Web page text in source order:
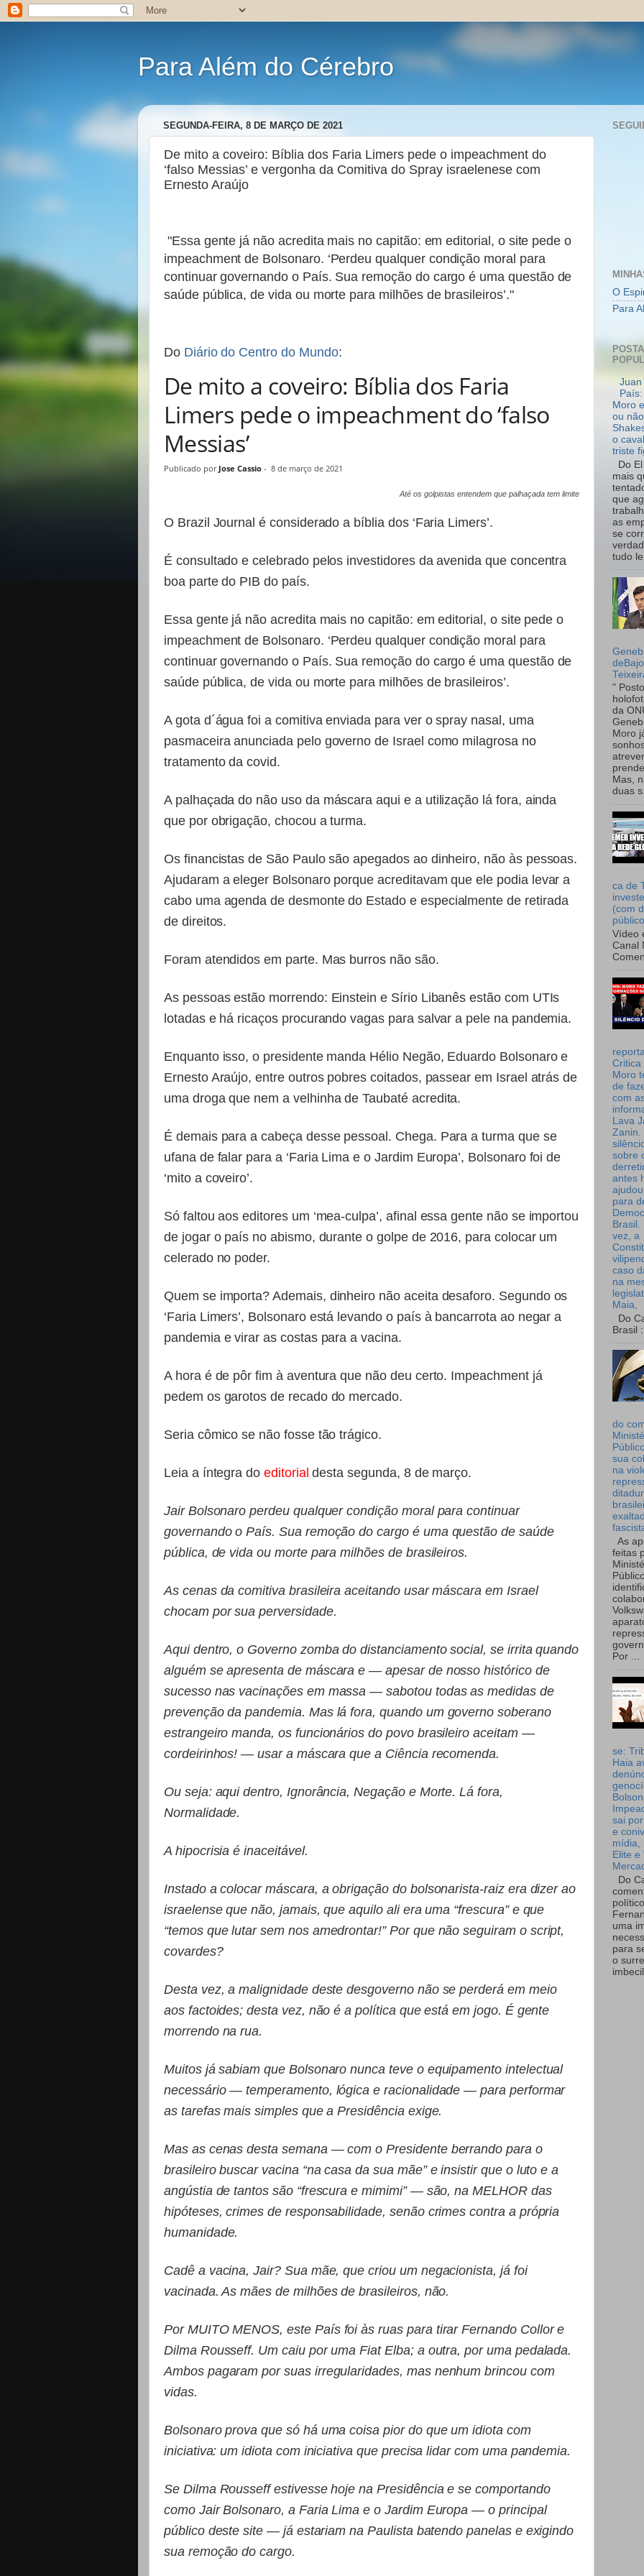
Para Além do Cérebro
SEGUNDA-FEIRA, 8 DE MARÇO DE 2021
De mito a coveiro: Bíblia dos Faria Limers pede o impeachment do
‘falso Messias’ e vergonha da Comitiva do Spray israelenese com
Ernesto Araújo
"Essa gente já não acredita mais no capitão: em editorial, o site pede o
impeachment de Bolsonaro. ‘Perdeu qualquer condição moral para
continuar governando o País. Sua remoção do cargo é uma questão de
saúde pública, de vida ou morte para milhões de brasileiros’."
Do Diário do Centro do Mundo:
De mito a coveiro: Bíblia dos Faria
Limers pede o impeachment do ‘falso
Messias’
Publicado por Jose Cassio - 8 de março de 2021
Até os golpistas entendem que palhaçada tem limite
O Brazil Journal é considerado a bíblia dos ‘Faria Limers’.
É consultado e celebrado pelos investidores da avenida que concentra
boa parte do PIB do país.
Essa gente já não acredita mais no capitão: em editorial, o site pede o
impeachment de Bolsonaro. ‘Perdeu qualquer condição moral para
continuar governando o País. Sua remoção do cargo é uma questão de
saúde pública, de vida ou morte para milhões de brasileiros’.
A gota d´água foi a comitiva enviada para ver o spray nasal, uma
pasmaceira anunciada pelo governo de Israel como milagrosa no
tratamento da covid.
A palhaçada do não uso da máscara aqui e a utilização lá fora, ainda
que por obrigação, chocou a turma.
Os financistas de São Paulo são apegados ao dinheiro, não às pessoas.
Ajudaram a eleger Bolsonaro porque acreditavam que ele podia levar a
cabo uma agenda de desmonte do Estado e especialmente de retirada
de direitos.
Foram atendidos em parte. Mas burros não são.
As pessoas estão morrendo: Einstein e Sírio Libanês estão com UTIs
lotadas e há ricaços procurando vagas para salvar a pele na pandemia.
Enquanto isso, o presidente manda Hélio Negão, Eduardo Bolsonaro e
Ernesto Araújo, entre outros pobres coitados, passear em Israel atrás de
uma droga que nem a velhinha de Taubaté acredita.
É demais para a cabeça desse pessoal. Chega. Para a turma que se
ufana de falar para a ‘Faria Lima e o Jardim Europa’, Bolsonaro foi de
‘mito a coveiro’.
Só faltou aos editores um ‘mea-culpa’, afinal essa gente não se importou
de jogar o país no abismo, durante o golpe de 2016, para colocar um
celerado no poder.
Quem se importa? Ademais, dinheiro não aceita desaforo. Segundo os
‘Faria Limers’, Bolsonaro está levando o país à bancarrota ao negar a
pandemia e virar as costas para a vacina.
A hora é de pôr fim à aventura que não deu certo. Impeachment já
pedem os garotos de recado do mercado.
Seria cômico se não fosse tão trágico.
Leia a íntegra doeditorial desta segunda, 8 de março.
Jair Bolsonaro perdeu qualquer condição moral para continuar
governando o País. Sua remoção do cargo é uma questão de saúde
pública, de vida ou morte para milhões de brasileiros.
As cenas da comitiva brasileira aceitando usar máscara em Israel
chocam por sua perversidade.
Aqui dentro, o Governo zomba do distanciamento social, se irrita quando
alguém se apresenta de máscara e — apesar de nosso histórico de
sucesso nas vacinações em massa — sabotou todas as medidas de
prevenção da pandemia. Mas lá fora, quando um governo soberano
estrangeiro manda, os funcionários do povo brasileiro aceitam —
cordeirinhos! — usar a máscara que a Ciência recomenda.
Ou seja: aqui dentro, Ignorância, Negação e Morte. Lá fora,
Normalidade.
A hipocrisia é inaceitável.
Instado a colocar máscara, a obrigação do bolsonarista-raiz era dizer ao
israelense que não, jamais, que aquilo ali era uma “frescura” e que
“temos que lutar sem nos amedrontar!” Por que não seguiram o script,
covardes?
Desta vez, a malignidade deste desgoverno não se perderá em meio
aos factoides; desta vez, não é a política que está em jogo. É gente
morrendo na rua.
Muitos já sabiam que Bolsonaro nunca teve o equipamento intelectual
necessário — temperamento, lógica e racionalidade — para performar
as tarefas mais simples que a Presidência exige.
Mas as cenas desta semana — com o Presidente berrando para o
brasileiro buscar vacina “na casa da sua mãe” e insistir que o luto e a
angústia de tantos são “frescura e mimimi” — são, na MELHOR das
hipóteses, crimes de responsabilidade, senão crimes contra a própria
humanidade.
Cadê a vacina, Jair? Sua mãe, que criou um negacionista, já foi
vacinada. As mães de milhões de brasileiros, não.
Por MUITO MENOS, este País foi às ruas para tirar Fernando Collor e
Dilma Rousseff. Um caiu por uma Fiat Elba; a outra, por uma pedalada.
Ambos pagaram por suas irregularidades, mas nenhum brincou com
vidas.
Bolsonaro prova que só há uma coisa pior do que um idiota com
iniciativa: um idiota com iniciativa que precisa lidar com uma pandemia.
Se Dilma Rousseff estivesse hoje na Presidência e se comportando
como Jair Bolsonaro, a Faria Lima e o Jardim Europa — o principal
público deste site — já estariam na Paulista batendo panelas e exigindo
sua remoção do cargo.
O
Para
Juan
Moro
ou
o
triste
Do
mais
que
as
se
tudo
"
da
Moro
Mas,
duas
ca de
(com
Vídeo
Canal
Critica
Moro
de
com
Lava
Zanin.
sobre
antes
para
Brasil.
vez, a
caso
na
Maia,
Do
Brasil :
do
sua
na
As
feitas
Por ...
se:
Haia
sai
e
mídia,
Elite e
Do
uma
para
o